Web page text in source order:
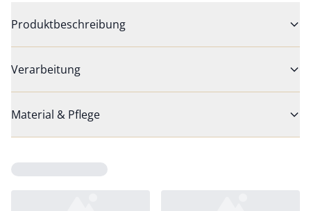
Produktbeschreibung
Verarbeitung
Material & Pflege